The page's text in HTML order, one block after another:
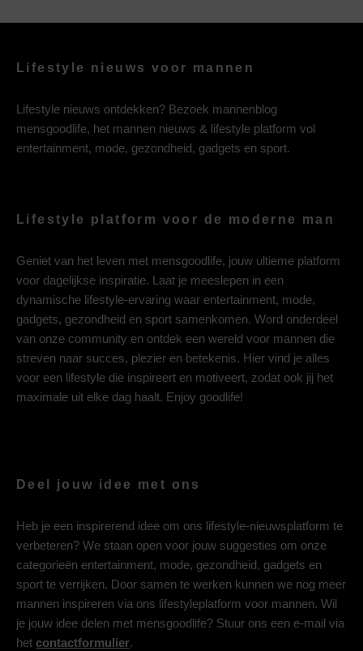
Lifestyle nieuws voor mannen
Lifestyle nieuws ontdekken? Bezoek mannenblog
mensgoodlife, het mannen nieuws & lifestyle platform vol
entertainment, mode, gezondheid, gadgets en sport.
Lifestyle platform voor de moderne man
Geniet van het leven met mensgoodlife, jouw ultieme platform
voor dagelijkse inspiratie. Laat je meeslepen in een
dynamische lifestyle-ervaring waar entertainment, mode,
gadgets, gezondheid en sport samenkomen. Word onderdeel
van onze community en ontdek een wereld voor mannen die
streven naar succes, plezier en betekenis. Hier vind je alles
voor een lifestyle die inspireert en motiveert, zodat ook jij het
maximale uit elke dag haalt. Enjoy goodlife!
Deel jouw idee met ons
Heb je een inspirerend idee om ons lifestyle-nieuwsplatform te
verbeteren? We staan open voor jouw suggesties om onze
categorieën entertainment, mode, gezondheid, gadgets en
sport te verrijken. Door samen te werken kunnen we nog meer
mannen inspireren via ons lifestyleplatform voor mannen. Wil
je jouw idee delen met mensgoodlife? Stuur ons een e-mail via
het contactformulier.